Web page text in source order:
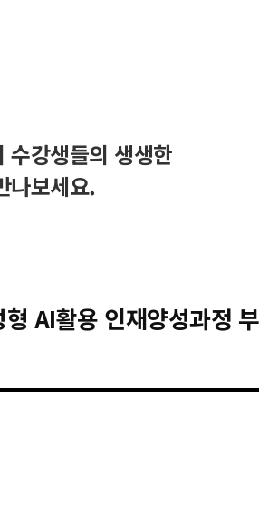
수강생들의 생생한
나보세요.
AI활용 인재양성과정